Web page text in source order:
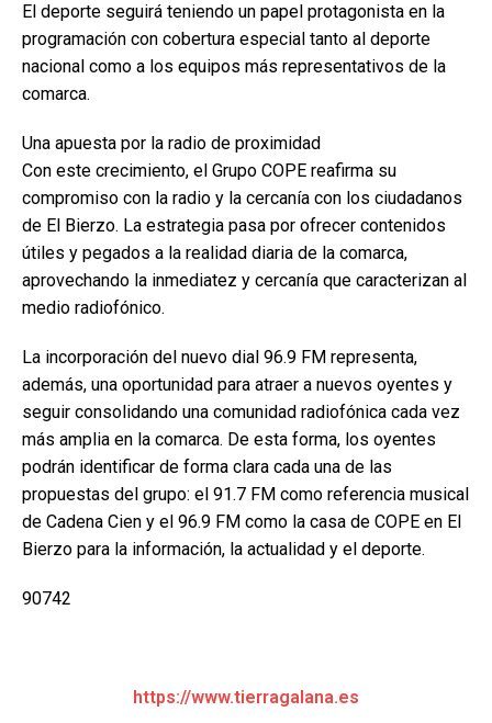
El deporte seguirá teniendo un papel protagonista en la
programación con cobertura especial tanto al deporte
nacional como a los equipos más representativos de la
comarca.
Una apuesta por la radio de proximidad
Con este crecimiento, el Grupo COPE reafirma su
compromiso con la radio y la cercanía con los ciudadanos
de El Bierzo. La estrategia pasa por ofrecer contenidos
útiles y pegados a la realidad diaria de la comarca,
aprovechando la inmediatez y cercanía que caracterizan al
medio radiofónico.
La incorporación del nuevo dial 96.9 FM representa,
además, una oportunidad para atraer a nuevos oyentes y
seguir consolidando una comunidad radiofónica cada vez
más amplia en la comarca. De esta forma, los oyentes
podrán identificar de forma clara cada una de las
propuestas del grupo: el 91.7 FM como referencia musical
de Cadena Cien y el 96.9 FM como la casa de COPE en El
Bierzo para la información, la actualidad y el deporte.
90742
https://www.tierragalana.es